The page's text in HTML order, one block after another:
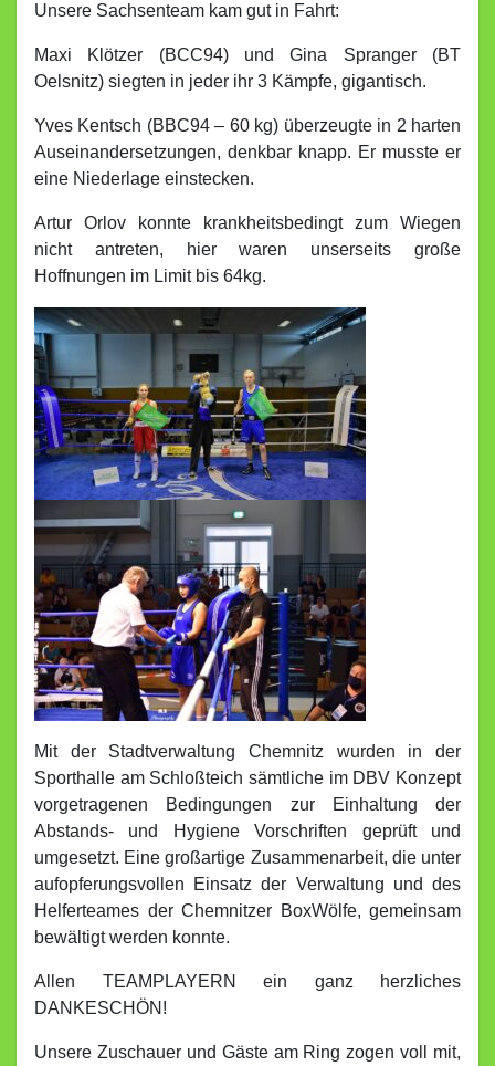
Unsere Sachsenteam kam gut in Fahrt:
Maxi Klötzer (BCC94) und Gina Spranger (BT
Oelsnitz) siegten in jeder ihr 3 Kämpfe, gigantisch.
Yves Kentsch (BBC94 – 60 kg) überzeugte in 2 harten
Auseinandersetzungen, denkbar knapp. Er musste er
eine Niederlage einstecken.
Artur Orlov konnte krankheitsbedingt zum Wiegen
nicht antreten, hier waren unserseits große
Hoffnungen im Limit bis 64kg.
Mit der Stadtverwaltung Chemnitz wurden in der
Sporthalle am Schloßteich sämtliche im DBV Konzept
vorgetragenen Bedingungen zur Einhaltung der
Abstands- und Hygiene Vorschriften geprüft und
umgesetzt. Eine großartige Zusammenarbeit, die unter
aufopferungsvollen Einsatz der Verwaltung und des
Helferteames der Chemnitzer BoxWölfe, gemeinsam
bewältigt werden konnte.
Allen TEAMPLAYERN ein ganz herzliches
DANKESCHÖN!
Unsere Zuschauer und Gäste am Ring zogen voll mit,